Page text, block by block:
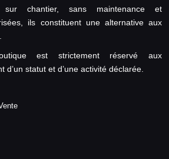
chantier, sans maintenance et
ils constituent une alternative aux
est strictement réservé aux
d’un statut et d’une activité déclarée.